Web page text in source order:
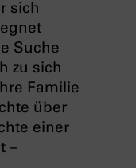
sich
Suche
zu sich
Familie
über
einer
–